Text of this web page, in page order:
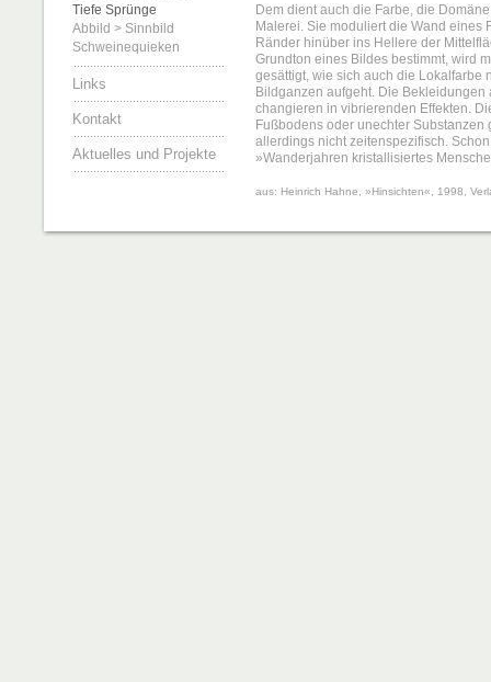
Tiefe Sprünge
Abbild > Sinnbild
Schweinequieken
Links
Kontakt
Aktuelles und Projekte
Dem dient auch die Farbe, die
Malerei. Sie moduliert die Wand eines
Ränder hinüber ins Hellere der
Grundton eines Bildes bestimmt, wird
gesättigt, wie sich auch die Lokalfarbe
Bildganzen aufgeht. Die
changieren in vibrierenden Effekten.
Fußbodens oder unechter
allerdings nicht zeitenspezifisch.
»Wanderjahren kristallisiertes
aus: Heinrich Hahne, »Hinsichten«, 1998,